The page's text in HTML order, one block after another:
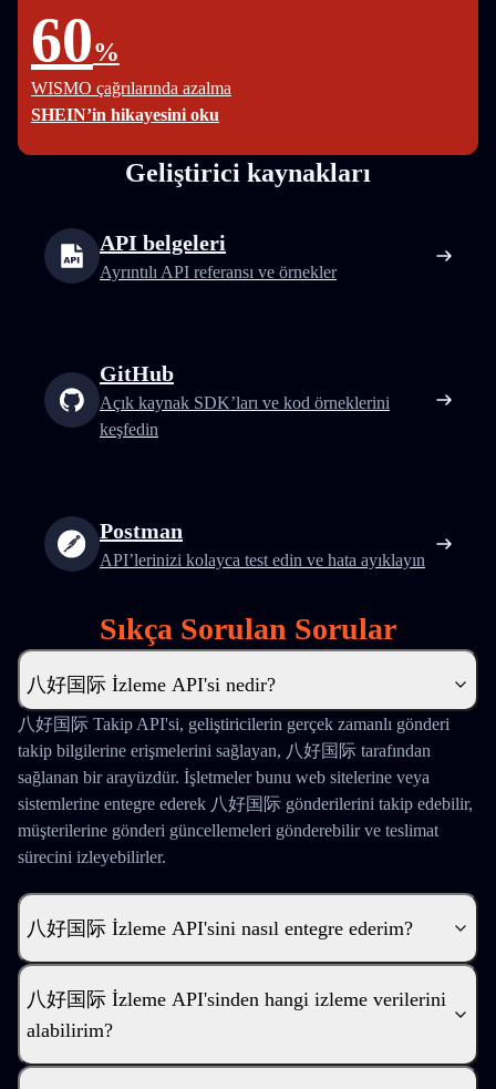
60%
WISMO çağrılarında azalma
SHEIN’in hikayesini oku
Geliştirici kaynakları
API belgeleri
Ayrıntılı API referansı ve örnekler
GitHub
Açık kaynak SDK’ları ve kod örneklerini
keşfedin
Postman
API’lerinizi kolayca test edin ve hata ayıklayın
Sıkça Sorulan Sorular
八好国际 İzleme API'si nedir?
八好国际 Takip API'si, geliştiricilerin gerçek zamanlı gönderi
takip bilgilerine erişmelerini sağlayan, 八好国际 tarafından
sağlanan bir arayüzdür. İşletmeler bunu web sitelerine veya
sistemlerine entegre ederek 八好国际 gönderilerini takip edebilir,
müşterilerine gönderi güncellemeleri gönderebilir ve teslimat
sürecini izleyebilirler.
八好国际 İzleme API'sini nasıl entegre ederim?
八好国际 İzleme API'sinden hangi izleme verilerini
alabilirim?